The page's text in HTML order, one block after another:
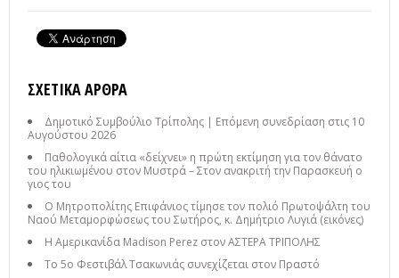
ΣΧΕΤΙΚΆ ΆΡΘΡΑ
Δημοτικό Συμβούλιο Τρίπολης | Επόμενη συνεδρίαση στις 10
Αυγούστου 2026
Παθολογικά αίτια «δείχνει» η πρώτη εκτίμηση για τον θάνατο
του ηλικιωμένου στον Μυστρά – Στον ανακριτή την Παρασκευή ο
γιος του
Ο Μητροπολίτης Επιφάνιος τίμησε τον πολιό Πρωτοψάλτη του
Ναού Μεταμορφώσεως του Σωτήρος, κ. Δημήτριο Λυγιά (εικόνες)
Η Αμερικανίδα Madison Perez στον ΑΣΤΕΡΑ ΤΡΙΠΟΛΗΣ
Το 5ο Φεστιβάλ Τσακωνιάς συνεχίζεται στον Πραστό